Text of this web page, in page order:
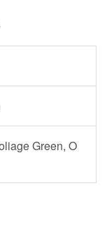
Green, O